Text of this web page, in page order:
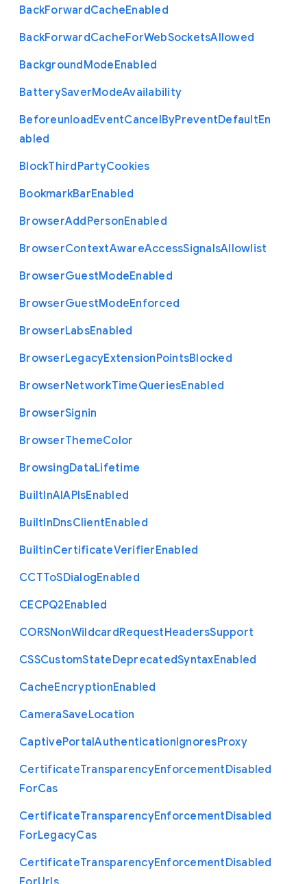
BackForwardCacheEnabled
BackForwardCacheForWebSocketsAllowed
BackgroundModeEnabled
BatterySaverModeAvailability
BeforeunloadEventCancelByPreventDefaultEn
abled
BlockThirdPartyCookies
BookmarkBarEnabled
BrowserAddPersonEnabled
BrowserContextAwareAccessSignalsAllowlist
BrowserGuestModeEnabled
BrowserGuestModeEnforced
BrowserLabsEnabled
BrowserLegacyExtensionPointsBlocked
BrowserNetworkTimeQueriesEnabled
BrowserSignin
BrowserThemeColor
BrowsingDataLifetime
BuiltInAIAPIsEnabled
BuiltInDnsClientEnabled
BuiltinCertificateVerifierEnabled
CCTToSDialogEnabled
CECPQ2Enabled
CORSNonWildcardRequestHeadersSupport
CSSCustomStateDeprecatedSyntaxEnabled
CacheEncryptionEnabled
CameraSaveLocation
CaptivePortalAuthenticationIgnoresProxy
CertificateTransparencyEnforcementDisabled
ForCas
CertificateTransparencyEnforcementDisabled
ForLegacyCas
CertificateTransparencyEnforcementDisabled